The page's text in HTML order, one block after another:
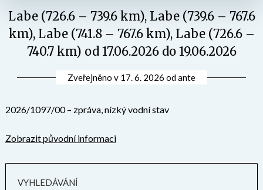
Labe (726.6 – 739.6 km), Labe (739.6 – 767.6
km), Labe (741.8 – 767.6 km), Labe (726.6 –
740.7 km) od 17.06.2026 do 19.06.2026
Zveřejněno v 17. 6. 2026 odante
2026/1097/00 – zpráva, nízký vodní stav
Zobrazit původní informaci
VYHLEDÁVÁNÍ